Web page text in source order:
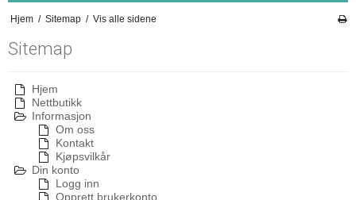
Hjem / Sitemap / Vis alle sidene
Sitemap
Hjem
Nettbutikk
Informasjon
Om oss
Kontakt
Kjøpsvilkår
Din konto
Logg inn
Opprett brukerkonto